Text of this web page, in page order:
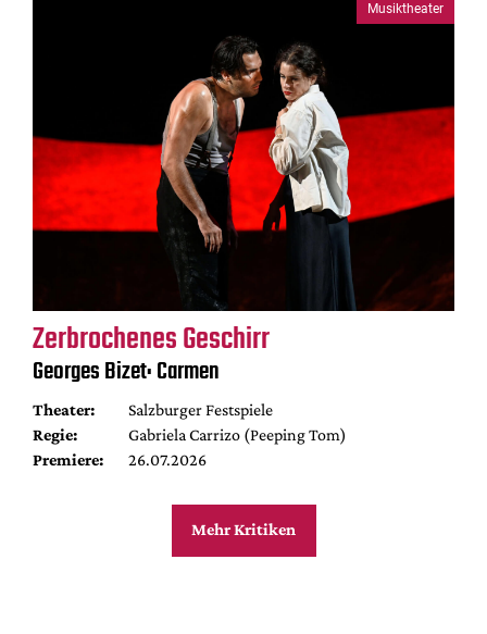
Musiktheater
Zerbrochenes Geschirr
Georges Bizet: Carmen
Theater:
Salzburger Festspiele
Regie:
Gabriela Carrizo (Peeping Tom)
Premiere:
26.07.2026
Mehr Kritiken